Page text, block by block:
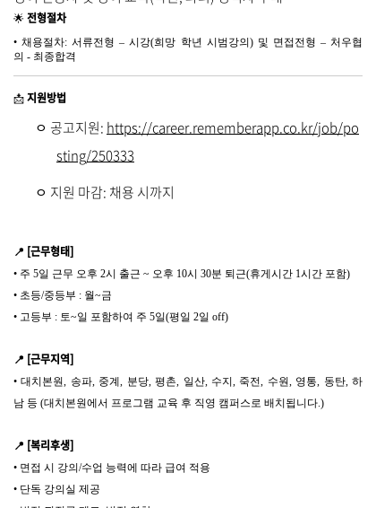
🌟 전형절차
• 채용절차: 서류전형 – 시강(희망 학년 시범강의) 및 면접전형 – 처우협
의 - 최종합격
📩 지원방법
ﾷ 공고지원: https://career.rememberapp.co.kr/job/po
sting/250333
ﾷ 지원 마감: 채용 시까지
📍 [근무형태]
• 주 5일 근무 오후 2시 출근 ~ 오후 10시 30분 퇴근(휴게시간 1시간 포함)
• 초등/중등부 : 월~금
• 고등부 : 토~일 포함하여 주 5일(평일 2일 off)
📍 [근무지역]
• 대치본원, 송파, 중계, 분당, 평촌, 일산, 수지, 죽전, 수원, 영통, 동탄, 하
남 등 (대치본원에서 프로그램 교육 후 직영 캠퍼스로 배치됩니다.)
📍 [복리후생]
• 면접 시 강의/수업 능력에 따라 급여 적용
• 단독 강의실 제공